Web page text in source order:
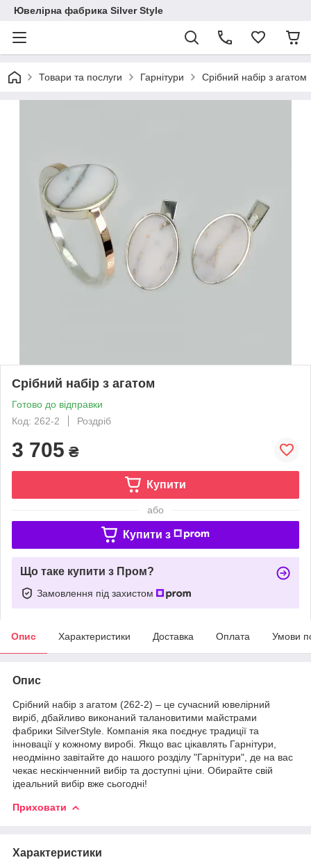
Ювелірна фабрика Silver Style
Товари та послуги Гарнітури Срібний набір з агатом
Срібний набір з агатом
Готово до відправки
Код: 262-2
Роздріб
3 705 ₴
Купити
або
Купити з
Що таке купити з Пром?
Замовлення під захистом
Опис Характеристики Доставка Оплата Умови
Опис
Срібний набір з агатом (262-2) – це сучасний ювелірний
виріб, дбайливо виконаний талановитими майстрами
фабрики SilverStyle. Компанія яка поєднує традиції та
інновації у кожному виробі. Якщо вас цікавлять Гарнітури,
неодмінно завітайте до нашого розділу "Гарнітури", де на вас
чекає нескінченний вибір та доступні ціни. Обирайте свій
ідеальний вибір вже сьогодні!
Приховати
Характеристики